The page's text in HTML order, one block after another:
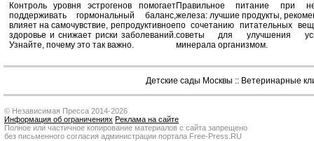
Контроль уровня эстрогенов помогает
поддерживать гормональный баланс,
влияет на самочувствие, репродуктивное
здоровье и снижает риски заболеваний.
Узнайте, почему это так важно.
Правильное питание при
железа: лучшие продукты,
по сочетанию питательных
советы для улучшения
минерала организмом.
Детские сады Москвы :: Ветеринарные
© Независимая Пресса 2014-2026
Информация об ограничениях Реклама на сайте
Полное или частичное копирование материалов с сайта запрещено
без письменного согласия администрации портала Free-Press.RU